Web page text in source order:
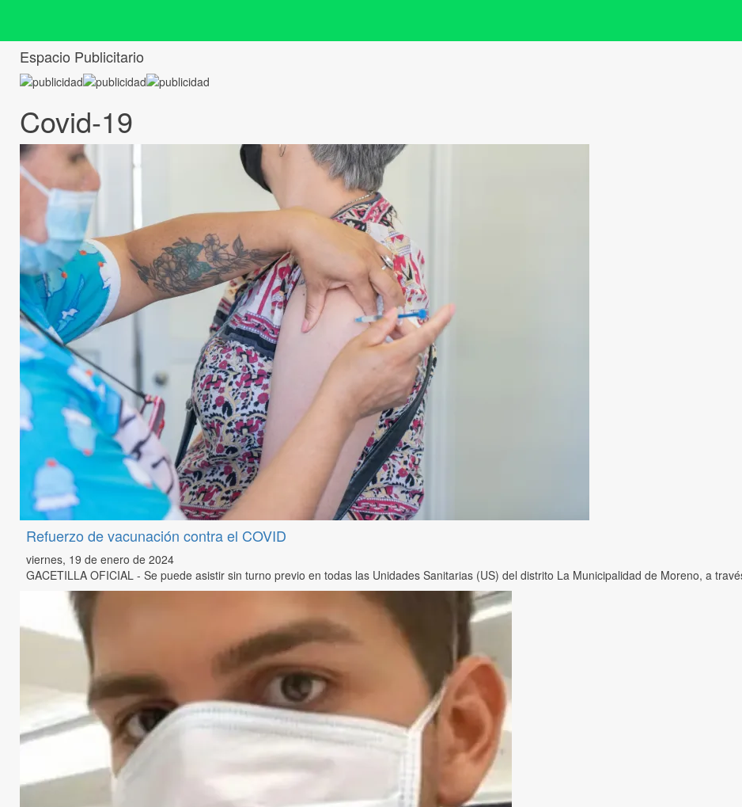
Espacio Publicitario
Covid-19
Refuerzo de vacunación contra el COVID
viernes, 19 de enero de 2024
GACETILLA OFICIAL - Se puede asistir sin turno previo en todas las Unidades Sanitarias (US) del distrito La Municipalidad de Moreno, a